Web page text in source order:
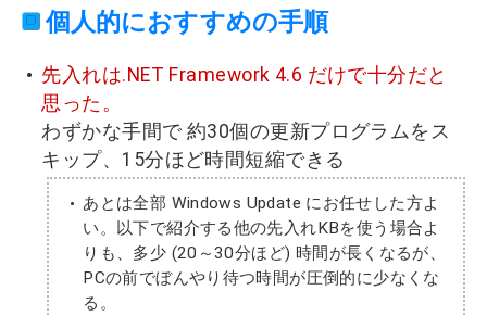
個人的におすすめの手順
先入れは.NET Framework 4.6 だけで十分だと
思った。
わずかな手間で 約30個の更新プログラムをス
キップ、15分ほど時間短縮できる
あとは全部 Windows Update にお任せした方よ
い。以下で紹介する他の先入れKBを使う場合よ
りも、多少 (20～30分ほど) 時間が長くなるが、
PCの前でぼんやり待つ時間が圧倒的に少なくな
る。